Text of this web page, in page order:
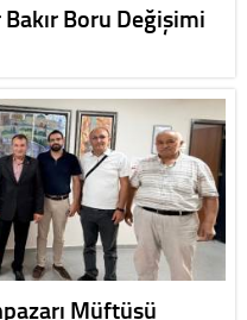
Boru Değişimi
Müftüsü